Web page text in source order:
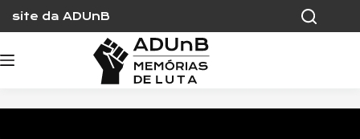
content
site da ADUnB